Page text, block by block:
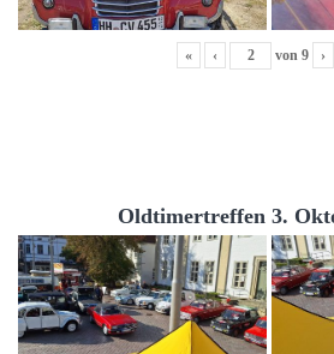
« ‹ von 9 ›
Oldtimertreffen 3.